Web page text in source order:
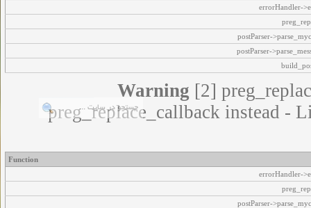
errorHandler-
postParser-
postParser-
Warning [2]
preg_replace_callback instead -
Function
errorHandler-
postParser-